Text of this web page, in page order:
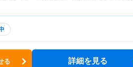
る 詳細を見る